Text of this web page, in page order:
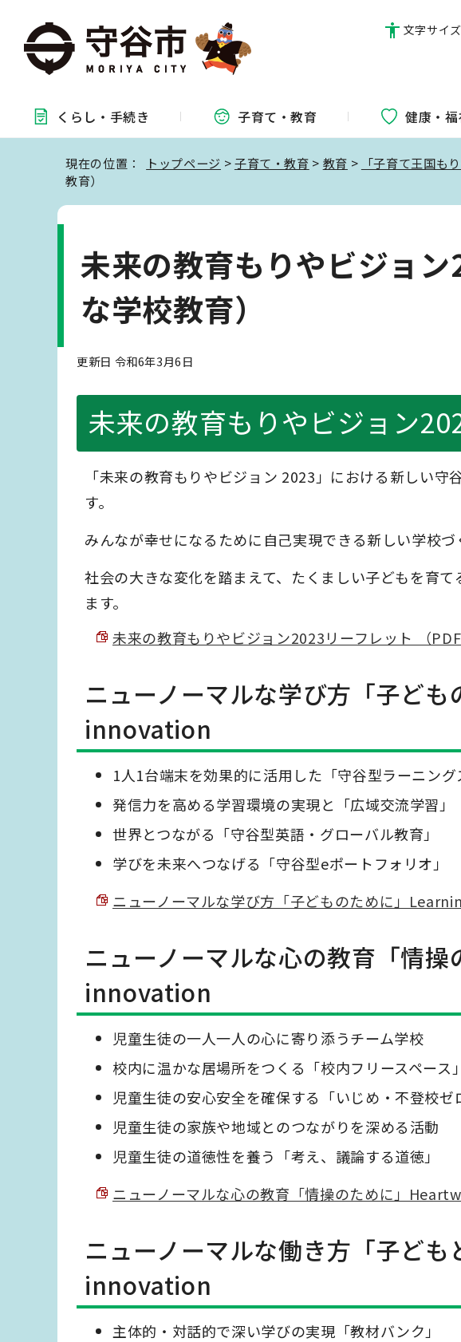
文字サイ
くらし・ 手続き 子育て・教育 健康・
現在の位置： トップページ >子育て・教育 > 教育 > 「子育て王国も
教育）
未来の教育もりやビジョ
な学校教育）
更新日 令和6年3月6日
未来の教育もりやビジョン
「未来の教育もりやビジョン 2023」における新しい
す。
みんなが幸せになるために自己実現できる新しい学校づ
社会の大きな変化を踏まえて、たくましい子どもを育
ます。
未来の教育もりやビジョン2023リーフレット （PDF
ニューノーマルな学び方「子ども
innovation
1人1台端末を効果的に活用した「守谷型ラーニング
発信力を高める学習環境の実現と「広域交流学習」
世界とつながる「守谷型英語・グローバル教育」
学びを未来へつなげる「守谷型eポートフォリオ」
ニューノーマルな学び方「子どものために」
ニューノーマルな心の教育「情操
innovation
児童生徒の一人一人の心に寄り添うチーム学校
校内に温かな居場所をつくる「校内フリースペース」
児童生徒の安心安全を確保する「いじめ・不登校ゼ
児童生徒の家族や地域とのつながりを深める活動
児童生徒の道徳性を養う「考え、議論する道徳」
ニューノーマルな心の教育「情操のために」
ニューノーマルな働き方「子ども
innovation
主体的・対話的で深い学びの実現「教材バンク」